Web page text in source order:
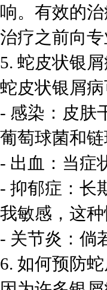
响。有效的
治疗之前向专
5. 蛇皮状银
蛇皮状银屑
- 感染：皮肤
葡萄球菌和链
- 出血：当症
- 抑郁症：长
我敏感，这
- 关节炎：倘
6. 如何预防